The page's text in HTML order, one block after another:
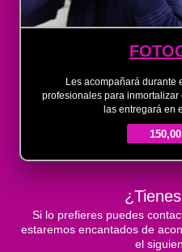
Les acompañará durante
profesionales para inmortalizar
las entregará en
Si lo prefieres puedes
estaremos encantados de
el